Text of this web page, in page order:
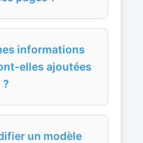
informations
elles ajoutées
?
un modèle